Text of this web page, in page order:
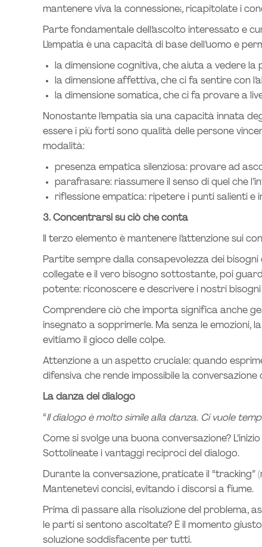
mantenere viva la connessione:, ricapitolate i
Parte fondamentale dell’ascolto interessato e
L’empatia è una capacità di base dell’uomo e
la dimensione cognitiva, che aiuta a vedere la
la dimensione affettiva, che ci fa sentire con
la dimensione somatica, che ci fa provare a
Nonostante l’empatia sia una capacità innata
essere i più forti sono qualità delle persone
modalità:
presenza empatica silenziosa: provare ad
parafrasare: riassumere il senso di quel che
riflessione empatica: ripetere i punti salienti e
3. Concentrarsi su ciò che conta
Il terzo elemento è mantenere l’attenzione sui
Partite sempre dalla consapevolezza dei
collegate e il vero bisogno sottostante, poi
potente: riconoscere e descrivere i nostri
Comprendere ciò che importa significa anche
insegnato a sopprimerle. Ma senza le emozioni,
evitiamo il gioco delle colpe.
Attenzione a un aspetto cruciale: quando
difensiva che rende impossibile la
La danza del dialogo
“Il dialogo è molto simile alla danza. Ci vuole
Come si svolge una buona conversazione?
Sottolineate i vantaggi reciproci del dialogo.
Durante la conversazione, praticate il “tracking”
Mantenetevi concisi, evitando i discorsi a fiume.
Prima di passare alla risoluzione del problema,
le parti si sentono ascoltate? È il momento
soluzione soddisfacente per tutti.